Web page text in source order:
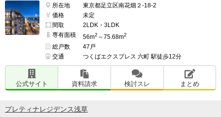
所在地
東京都足立区南花畑２-18-2
価格
未定
間取
2LDK・3LDK
専有面積
56m2 ～75.68m2
総戸数
47戸
交通
つくばエクスプレス 六町 駅徒歩12分
公式サイト 資料請求 検討スレ まとめ
プレティナレジデンス浅草